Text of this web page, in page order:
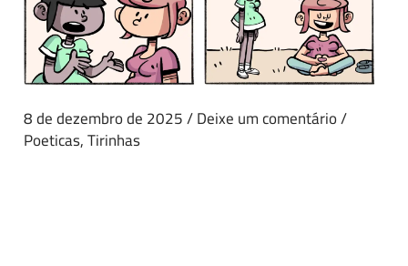
8 de dezembro de 2025/Deixe um comentário/
Poeticas,Tirinhas